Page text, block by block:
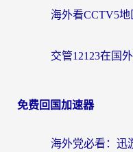
免费回国加速器